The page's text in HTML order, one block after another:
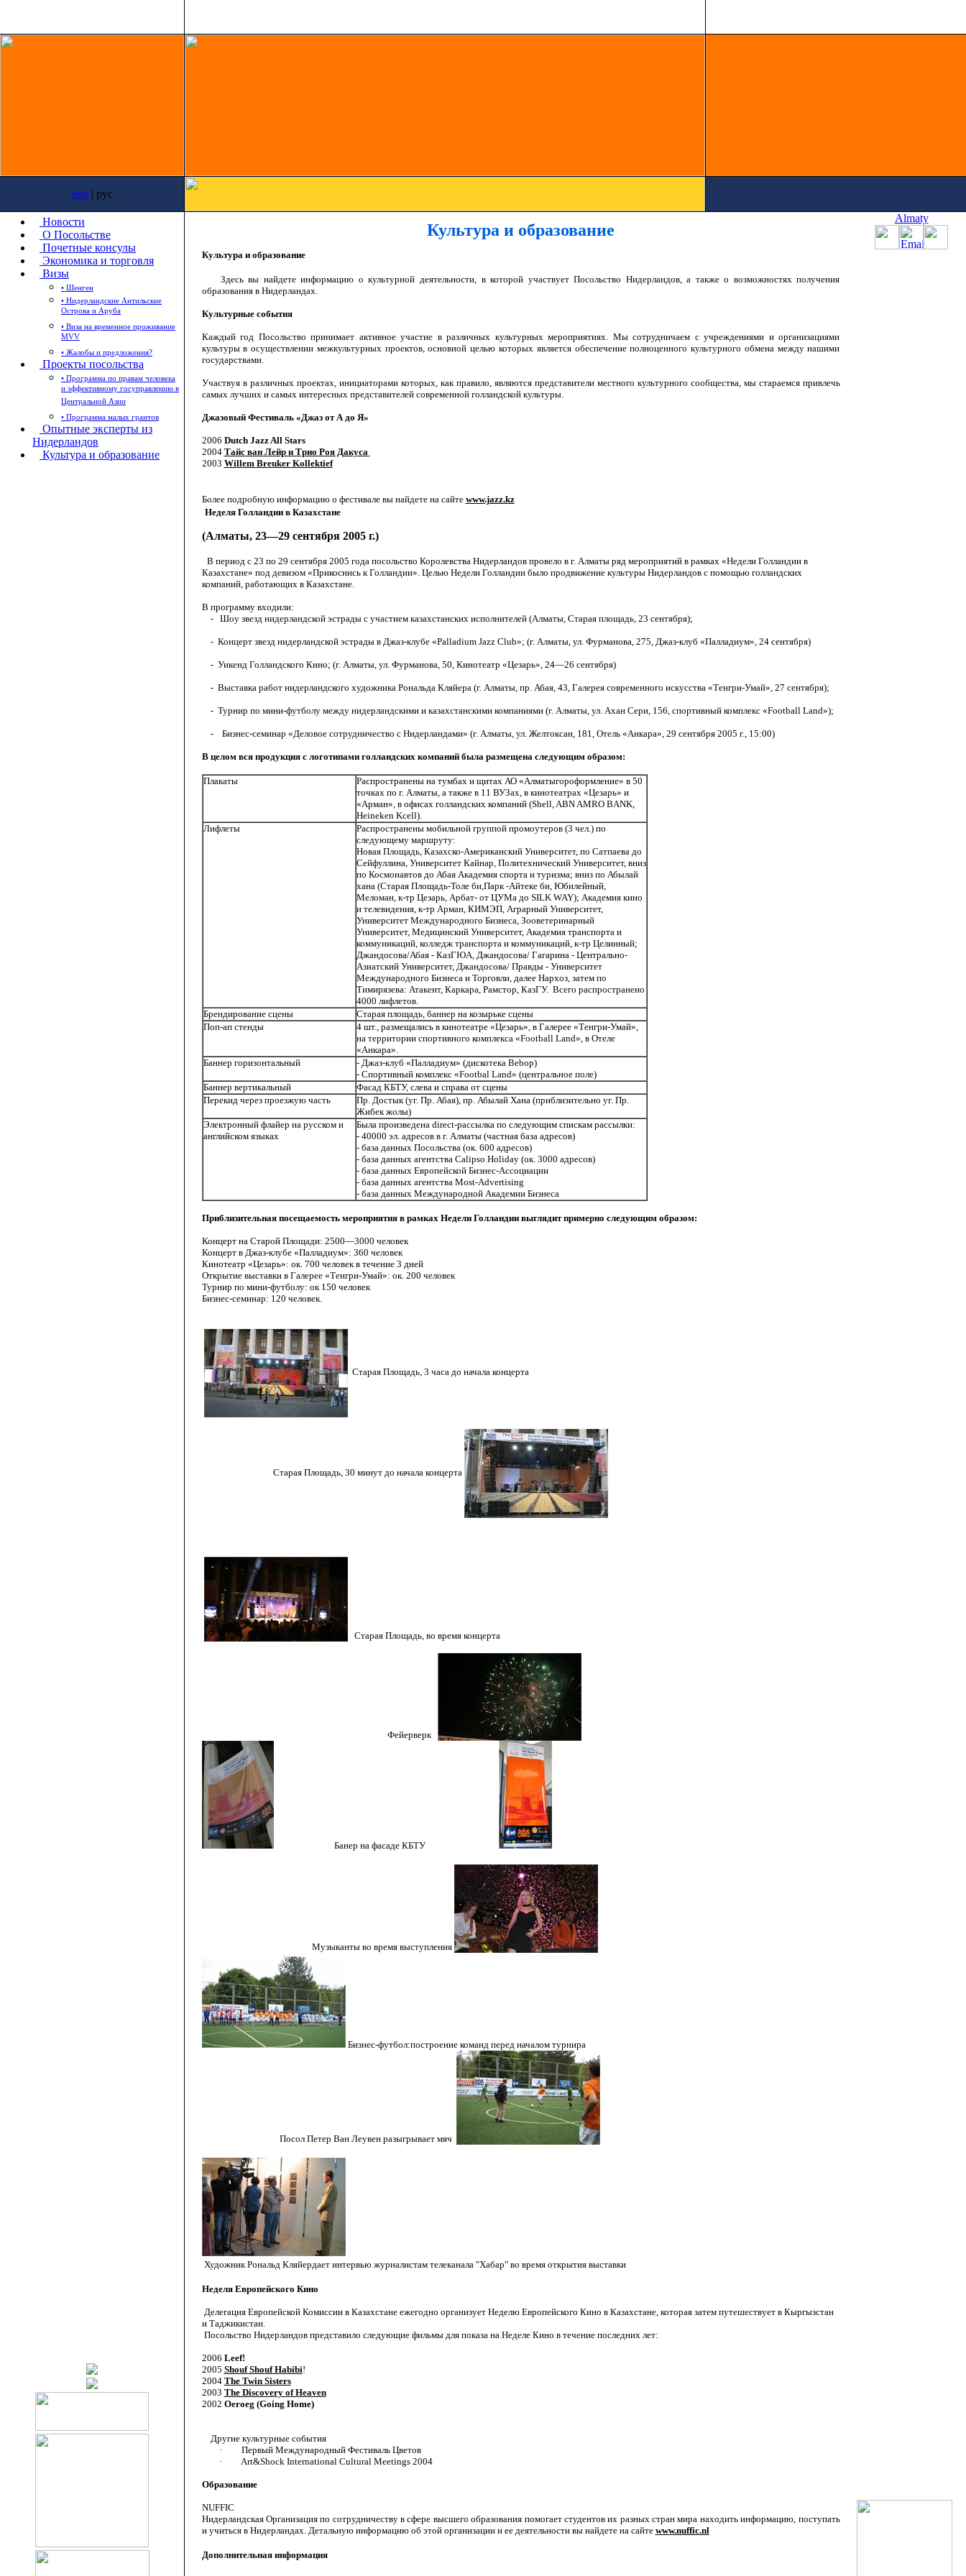
eng | рус
Новости
О Посольстве
Почетные консулы
Экономика и торговля
Визы
• Шенген
• Нидерландские Антильские
Острова и Аруба
• Виза на временное проживание
MVV
• Жалобы и предложения?
Проекты посольства
• Программа по правам человека
и эффективному госуправлению в
Центральной Азии
• Программа малых грантов
Опытные эксперты из
Нидерландов
Культура и образование
Культура и образование
Almaty
Культура и образование
Здесь вы найдете информацию о культурной деятельности, в которой участвует Посольство Нидерландов, а также о возможностях получения
образования в Нидерландах.
Культурные события
Каждый год Посольство принимает активное участие в различных культурных мероприятиях. Мы сотрудничаем с учреждениями и организациями
культуры в осуществлении межкультурных проектов, основной целью которых является обеспечение полноценного культурного обмена между нашими
государствами.
Участвуя в различных проектах, инициаторами которых, как правило, являются представители местного культурного сообщества, мы стараемся привлечь
самых лучших и самых интересных представителей современной голландской культуры.
Джазовый Фестиваль «Джаз от А до Я»
2006 Dutch Jazz All Stars
2004 Тайс ван Лейр и Трио Роя Дакуса
2003 Willem Breuker Kollektief
Более подробную информацию о фестивале вы найдете на сайте www.jazz.kz
Неделя Голландии в Казахстане
(Алматы, 23—29 сентября 2005 г.)
В период с 23 по 29 сентября 2005 года посольство Королевства Нидерландов провело в г. Алматы ряд мероприятий в рамках «Недели Голландии в
Казахстане» под девизом «Прикоснись к Голландии». Целью Недели Голландии было продвижение культуры Нидерландов с помощью голландских
компаний, работающих в Казахстане.
В программу входили:
- Шоу звезд нидерландской эстрады с участием казахстанских исполнителей (Алматы, Старая площадь, 23 сентября);
- Концерт звезд нидерландской эстрады в Джаз-клубе «Palladium Jazz Club»; (г. Алматы, ул. Фурманова, 275, Джаз-клуб «Палладиум», 24 сентября)
- Уикенд Голландского Кино; (г. Алматы, ул. Фурманова, 50, Кинотеатр «Цезарь», 24—26 сентября)
- Выставка работ нидерландского художника Рональда Кляйера (г. Алматы, пр. Абая, 43, Галерея современного искусства «Тенгри-Умай», 27 сентября);
- Турнир по мини-футболу между нидерландскими и казахстанскими компаниями (г. Алматы, ул. Ахан Сери, 156, спортивный комплекс «Football Land»);
- Бизнес-семинар «Деловое сотрудничество с Нидерландами» (г. Алматы, ул. Желтоксан, 181, Отель «Анкара», 29 сентября 2005 г., 15:00)
В целом вся продукция с логотипами голландских компаний была размещена следующим образом:
Плакаты
Распространены на тумбах и щитах АО «Алматыгороформление» в 50
точках по г. Алматы, а также в 11 ВУЗах, в кинотеатрах «Цезарь» и
«Арман», в офисах голландских компаний (Shell, ABN AMRO BANK,
Heineken Kcell).
Лифлеты
Распространены мобильной группой промоутеров (3 чел.) по
следующему маршруту:
Новая Площадь, Казахско-Американский Университет, по Сатпаева до
Сейфуллина, Университет Кайнар, Политехнический Университет, вниз
по Космонавтов до Абая Академия спорта и туризма; вниз по Абылай
хана (Старая Площадь-Толе би,Парк -Айтеке би, Юбилейный,
Меломан, к-тр Цезарь, Арбат- от ЦУМа до SILK WAY); Академия кино
и телевидения, к-тр Арман, КИМЭП, Аграрный Университет,
Университет Международного Бизнеса, Зооветеринарный
Университет, Медицинский Университет, Академия транспорта и
коммуникаций, колледж транспорта и коммуникаций, к-тр Целинный;
Джандосова/Абая - КазГЮА, Джандосова/ Гагарина - Центрально-
Азиатский Университет, Джандосова/ Правды - Университет
Международного Бизнеса и Торговли, далее Нархоз, затем по
Тимирязева: Атакент, Каркара, Рамстор, КазГУ. Всего распространено
4000 лифлетов.
Брендирование сцены
Старая площадь, баннер на козырьке сцены
Поп-ап стенды
4 шт., размещались в кинотеатре «Цезарь», в Галерее «Тенгри-Умай»,
на территории спортивного комплекса «Football Land», в Отеле
«Анкара».
Баннер горизонтальный
- Джаз-клуб «Палладиум» (дискотека Bebop)
- Спортивный комплекс «Footbal Land» (центральное поле)
Баннер вертикальный
Фасад КБТУ, слева и справа от сцены
Перекид через проезжую часть
Пр. Достык (уг. Пр. Абая), пр. Абылай Хана (приблизительно уг. Пр.
Жибек жолы)
Электронный флайер на русском и
английском языках
Была произведена direct-рассылка по следующим спискам рассылки:
- 40000 эл. адресов в г. Алматы (частная база адресов)
- база данных Посольства (ок. 600 адресов)
- база данных агентства Calipso Holiday (ок. 3000 адресов)
- база данных Европейской Бизнес-Ассоциации
- база данных агентства Most-Advertising
- база данных Международной Академии Бизнеса
Приблизительная посещаемость мероприятия в рамках Недели Голландии выглядит примерно следующим образом:
Концерт на Старой Площади: 2500—3000 человек
Концерт в Джаз-клубе «Палладиум»: 360 человек
Кинотеатр «Цезарь»: ок. 700 человек в течение 3 дней
Открытие выставки в Галерее «Тенгри-Умай»: ок. 200 человек
Турнир по мини-футболу: ок 150 человек
Бизнес-семинар: 120 человек.
Старая Площадь, 3 часа до начала концерта
Cтарая Площадь, 30 минут до начала концерта
Старая Площадь, во время концерта
Фейерверк
Банер на фасаде КБТУ
Музыканты во время выступления
Бизнес-футбол:построение команд перед началом турнира
Посол Петер Ван Леувен разыгрывает мяч
Художник Рональд Кляйердает интервью журналистам телеканала "Хабар" во время открытия выставки
Неделя Европейского Кино
Делегация Европейской Комиссии в Казахстане ежегодно организует Неделю Европейского Кино в Казахстане, которая затем путешествует в Кыргызстан
и Таджикистан.
Посольство Нидерландов представило следующие фильмы для показа на Неделе Кино в течение последних лет:
2006 Leef!
2005 Shouf Shouf Habibi!
2004 The Twin Sisters
2003 The Discovery of Heaven
2002 Oeroeg (Going Home)
Другие культурные события
· Первый Международный Фестиваль Цветов
· Art&Shock International Cultural Meetings 2004
Образование
NUFFIC
Нидерландская Организация по сотрудничеству в сфере высшего образования помогает студентов их разных стран мира находить информацию, поступать
и учиться в Нидерландах. Детальную информацию об этой организации и ее деятельности вы найдете на сайте www.nuffic.nl
Дополнительная информация